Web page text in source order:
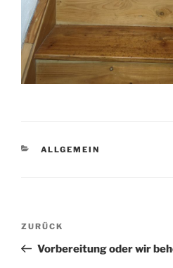
KATEGORIEN
ALLGEMEIN
Beitragsnavigation
Vorheriger
Beitrag
ZURÜCK
Vorbereitung oder wir